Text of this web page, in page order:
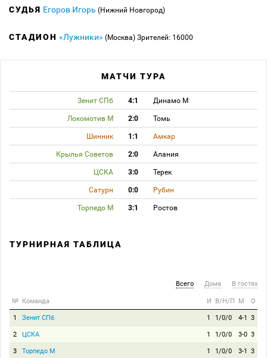
СУДЬЯ Егоров Игорь (Нижний Новгород)
СТАДИОН «Лужники» (Москва) Зрителей: 16000
МАТЧИ ТУРА
Зенит СПб 4:1 Динамо М
Локомотив М 2:0 Томь
Шинник 1:1 Амкар
Крылья Советов 2:0 Алания
ЦСКА 3:0 Терек
Сатурн 0:0 Рубин
Торпедо М 3:1 Ростов
ТУРНИРНАЯ ТАБЛИЦА
Всего Дома В гостях
№ Команда И В/Н/П М О
1 Зенит СПб 1 1/0/0 4-1 3
2 ЦСКА 1 1/0/0 3-0 3
3 Торпедо М 1 1/0/0 3-1 3